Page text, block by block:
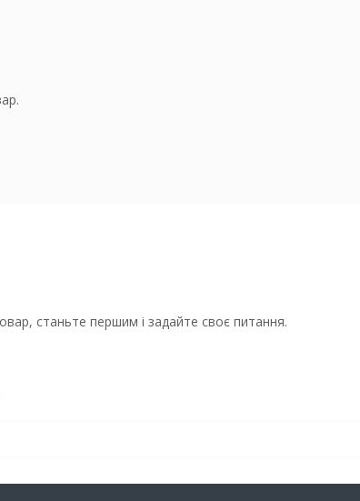
станьте першим і задайте своє питання.